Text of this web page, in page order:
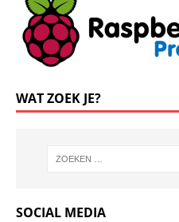
WAT ZOEK JE?
SOCIAL MEDIA